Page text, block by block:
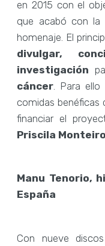
en 2015 con el
que acabó con
homenaje. El
divulgar,
investigación
cáncer . Para
comidas benéficas
financiar el
Priscila
Manu Tenorio,
España
Con nueve